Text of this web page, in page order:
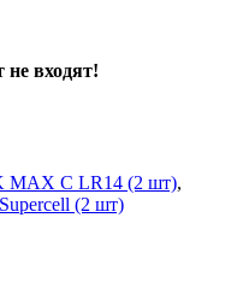
входят!
MAX C LR14 (2 шт),
(2 шт)